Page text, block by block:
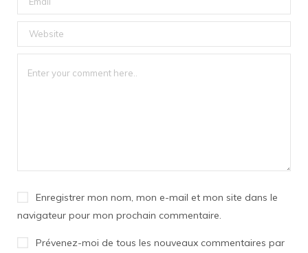
Enregistrer mon nom, mon e-mail et mon site dans le
navigateur pour mon prochain commentaire.
Prévenez-moi de tous les nouveaux commentaires par